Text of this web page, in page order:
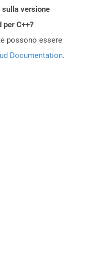
sulla versione
per C++?
possono essere
Documentation.